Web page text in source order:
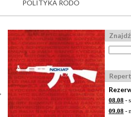
POLITYKA RODO
08.08 -
09.08 -